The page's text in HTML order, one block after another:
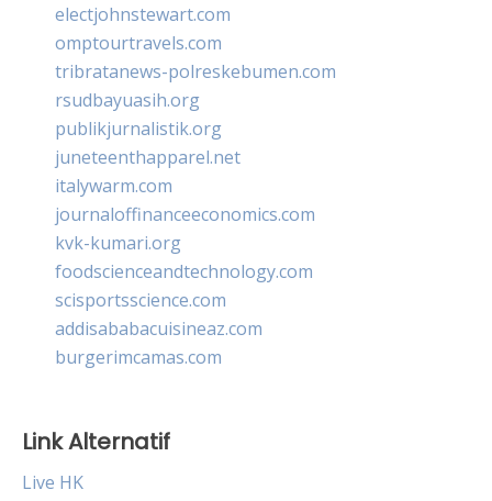
electjohnstewart.com
omptourtravels.com
tribratanews-polreskebumen.com
rsudbayuasih.org
publikjurnalistik.org
juneteenthapparel.net
italywarm.com
journaloffinanceeconomics.com
kvk-kumari.org
foodscienceandtechnology.com
scisportsscience.com
addisababacuisineaz.com
burgerimcamas.com
Link Alternatif
Live HK